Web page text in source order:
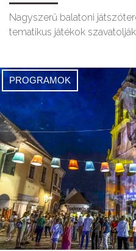
Nagyszerű balatoni
tematikus játékok
PROGRAMOK